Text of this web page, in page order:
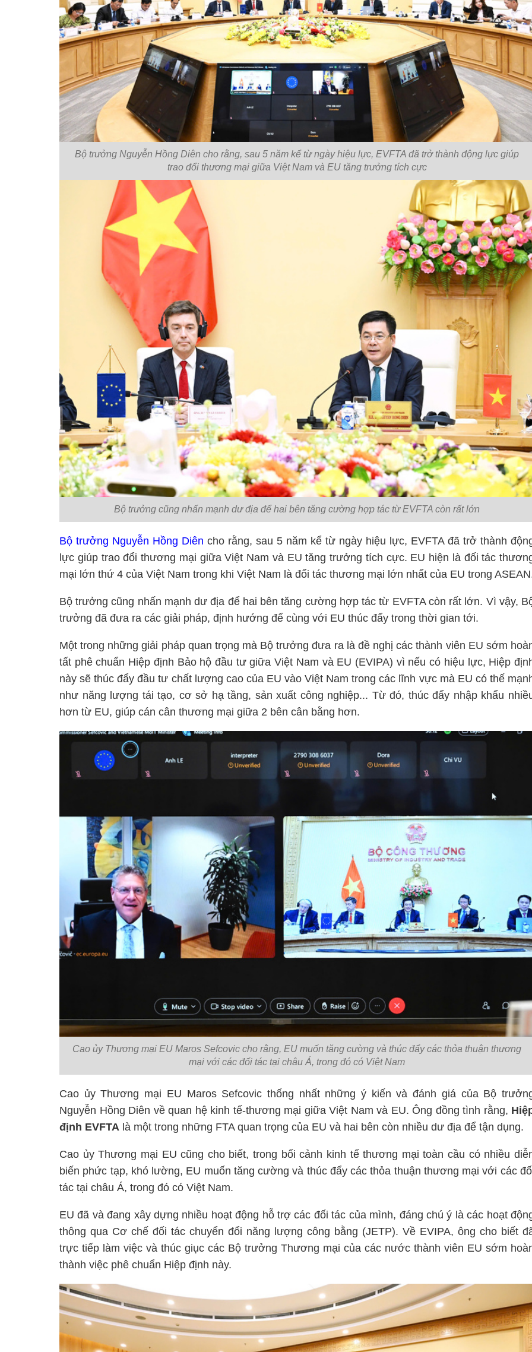
Bộ trưởng Nguyễn Hồng Diên cho rằng, sau 5 năm kể từ ngày hiệu lực, EVFTA đã trở thành động lực giúp
trao đổi thương mại giữa Việt Nam và EU tăng trưởng tích cực
Bộ trưởng cũng nhấn mạnh dư địa để hai bên tăng cường hợp tác từ EVFTA còn rất lớn
Bộ trưởng Nguyễn Hồng Diên cho rằng, sau 5 năm kể từ ngày hiệu lực, EVFTA đã trở thành
lực giúp trao đổi thương mại giữa Việt Nam và EU tăng trưởng tích cực. EU hiện là đối tác
mại lớn thứ 4 của Việt Nam trong khi Việt Nam là đối tác thương mại lớn nhất của EU trong
Bộ trưởng cũng nhấn mạnh dư địa để hai bên tăng cường hợp tác từ EVFTA còn rất lớn. Vì vậy,
trưởng đã đưa ra các giải pháp, định hướng để cùng với EU thúc đẩy trong thời gian tới.
Một trong những giải pháp quan trọng mà Bộ trưởng đưa ra là đề nghị các thành viên EU sớm
tất phê chuẩn Hiệp định Bảo hộ đầu tư giữa Việt Nam và EU (EVIPA) vì nếu có hiệu lực, Hiệp
này sẽ thúc đẩy đầu tư chất lượng cao của EU vào Việt Nam trong các lĩnh vực mà EU có thế
như năng lượng tái tạo, cơ sở hạ tầng, sản xuất công nghiệp... Từ đó, thúc đẩy nhập khẩu
hơn từ EU, giúp cán cân thương mại giữa 2 bên cân bằng hơn.
Cao ủy Thương mại EU Maros Sefcovic cho rằng, EU muốn tăng cường và thúc đẩy các thỏa thuận thương
mại với các đối tác tại châu Á, trong đó có Việt Nam
Cao ủy Thương mại EU Maros Sefcovic thống nhất những ý kiến và đánh giá của Bộ
Nguyễn Hồng Diên về quan hệ kinh tế-thương mại giữa Việt Nam và EU. Ông đồng tình rằng,
định EVFTA là một trong những FTA quan trọng của EU và hai bên còn nhiều dư địa để tận dụng.
Cao ủy Thương mại EU cũng cho biết, trong bối cảnh kinh tế thương mại toàn cầu có nhiều
biến phức tạp, khó lường, EU muốn tăng cường và thúc đẩy các thỏa thuận thương mại với các
tác tại châu Á, trong đó có Việt Nam.
EU đã và đang xây dựng nhiều hoạt động hỗ trợ các đối tác của mình, đáng chú ý là các hoạt
thông qua Cơ chế đối tác chuyển đổi năng lượng công bằng (JETP). Về EVIPA, ông cho biết
trực tiếp làm việc và thúc giục các Bộ trưởng Thương mại của các nước thành viên EU sớm
thành việc phê chuẩn Hiệp định này.